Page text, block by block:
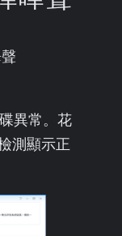
異常。花
測顯示正